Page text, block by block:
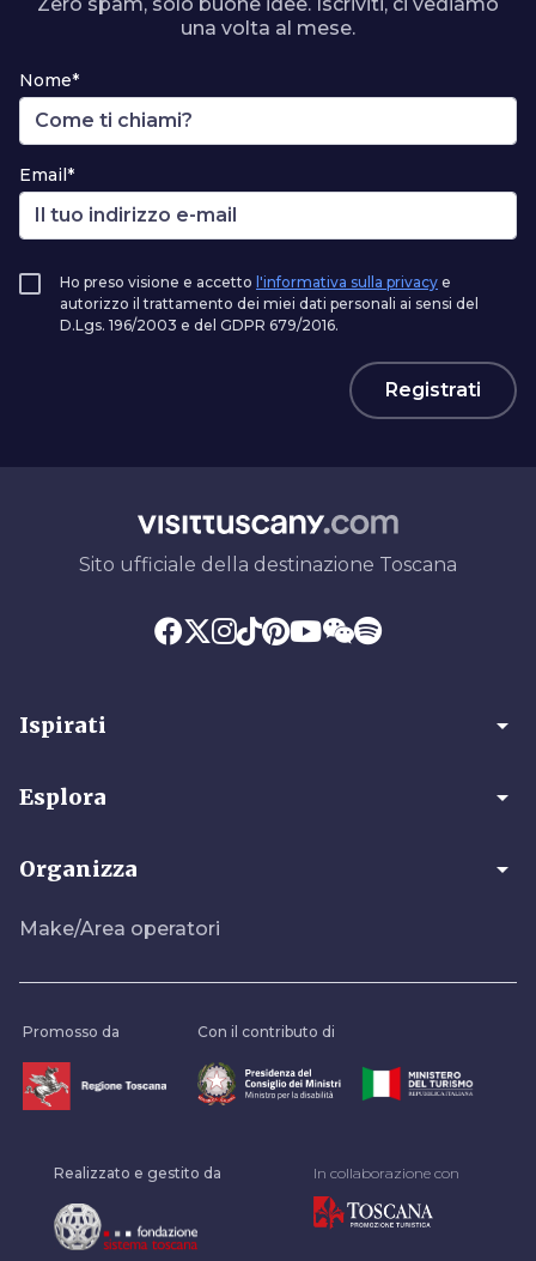
una volta al mese.
Nome*
Email*
Ho preso visione e accetto l'informativa sulla privacy e
autorizzo il trattamento dei miei dati personali ai sensi del
D.Lgs. 196/2003 e del GDPR 679/2016.
Registrati
Sito ufficiale della destinazione Toscana
Ispirati arrow_drop_down
Esplora arrow_drop_down
Organizza arrow_drop_down
Make/Area operatori
Promosso da Con il contributo di
Realizzato e gestito da In collaborazione con